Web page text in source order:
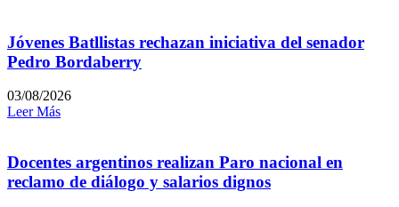
Jóvenes Batllistas rechazan iniciativa del senador
Pedro Bordaberry
03/08/2026
Leer Más
Docentes argentinos realizan Paro nacional en
reclamo de diálogo y salarios dignos